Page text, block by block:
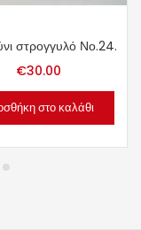
στρογγυλό Νο.24.
€30.00
στο καλάθι